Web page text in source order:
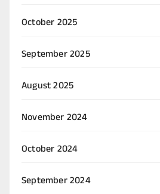
October 2025
September 2025
August 2025
November 2024
October 2024
September 2024